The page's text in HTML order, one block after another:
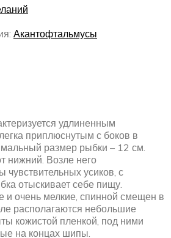
Акантофтальмусы
удлиненным
приплюснутым с боков в
размер рыбки – 12 см.
нижний. Возле него
чувствительных усиков, с
отыскивает себе пищу.
и очень мелкие, спинной смещен в
располагаются небольшие
кожистой пленкой, под ними
на концах шипы.